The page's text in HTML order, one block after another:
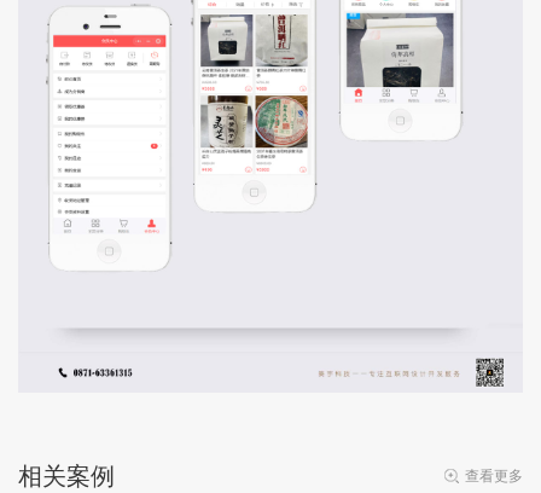
相关案例 查看更多